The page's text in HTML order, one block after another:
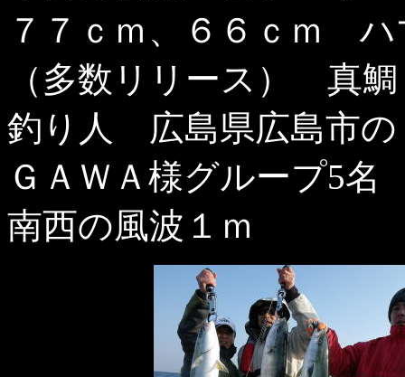
７７ｃｍ、６６ｃｍ ハ
（多数リリース） 真
釣り人 広島県広島市
ＧＡＷＡ様グループ5名
南西の風波１ｍ